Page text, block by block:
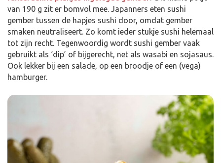
van 190 g zit er bomvol mee. Japanners eten sushi
gember tussen de hapjes sushi door, omdat gember
smaken neutraliseert. Zo komt ieder stukje sushi helemaal
tot zijn recht. Tegenwoordig wordt sushi gember vaak
gebruikt als ‘dip’ of bijgerecht, net als wasabi en sojasaus.
Ook lekker bij een salade, op een broodje of een (vega)
hamburger.